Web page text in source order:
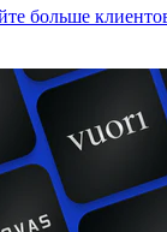
больше